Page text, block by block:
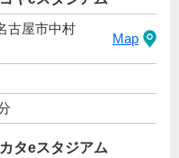
古屋市中村
Map
タeスタジアム